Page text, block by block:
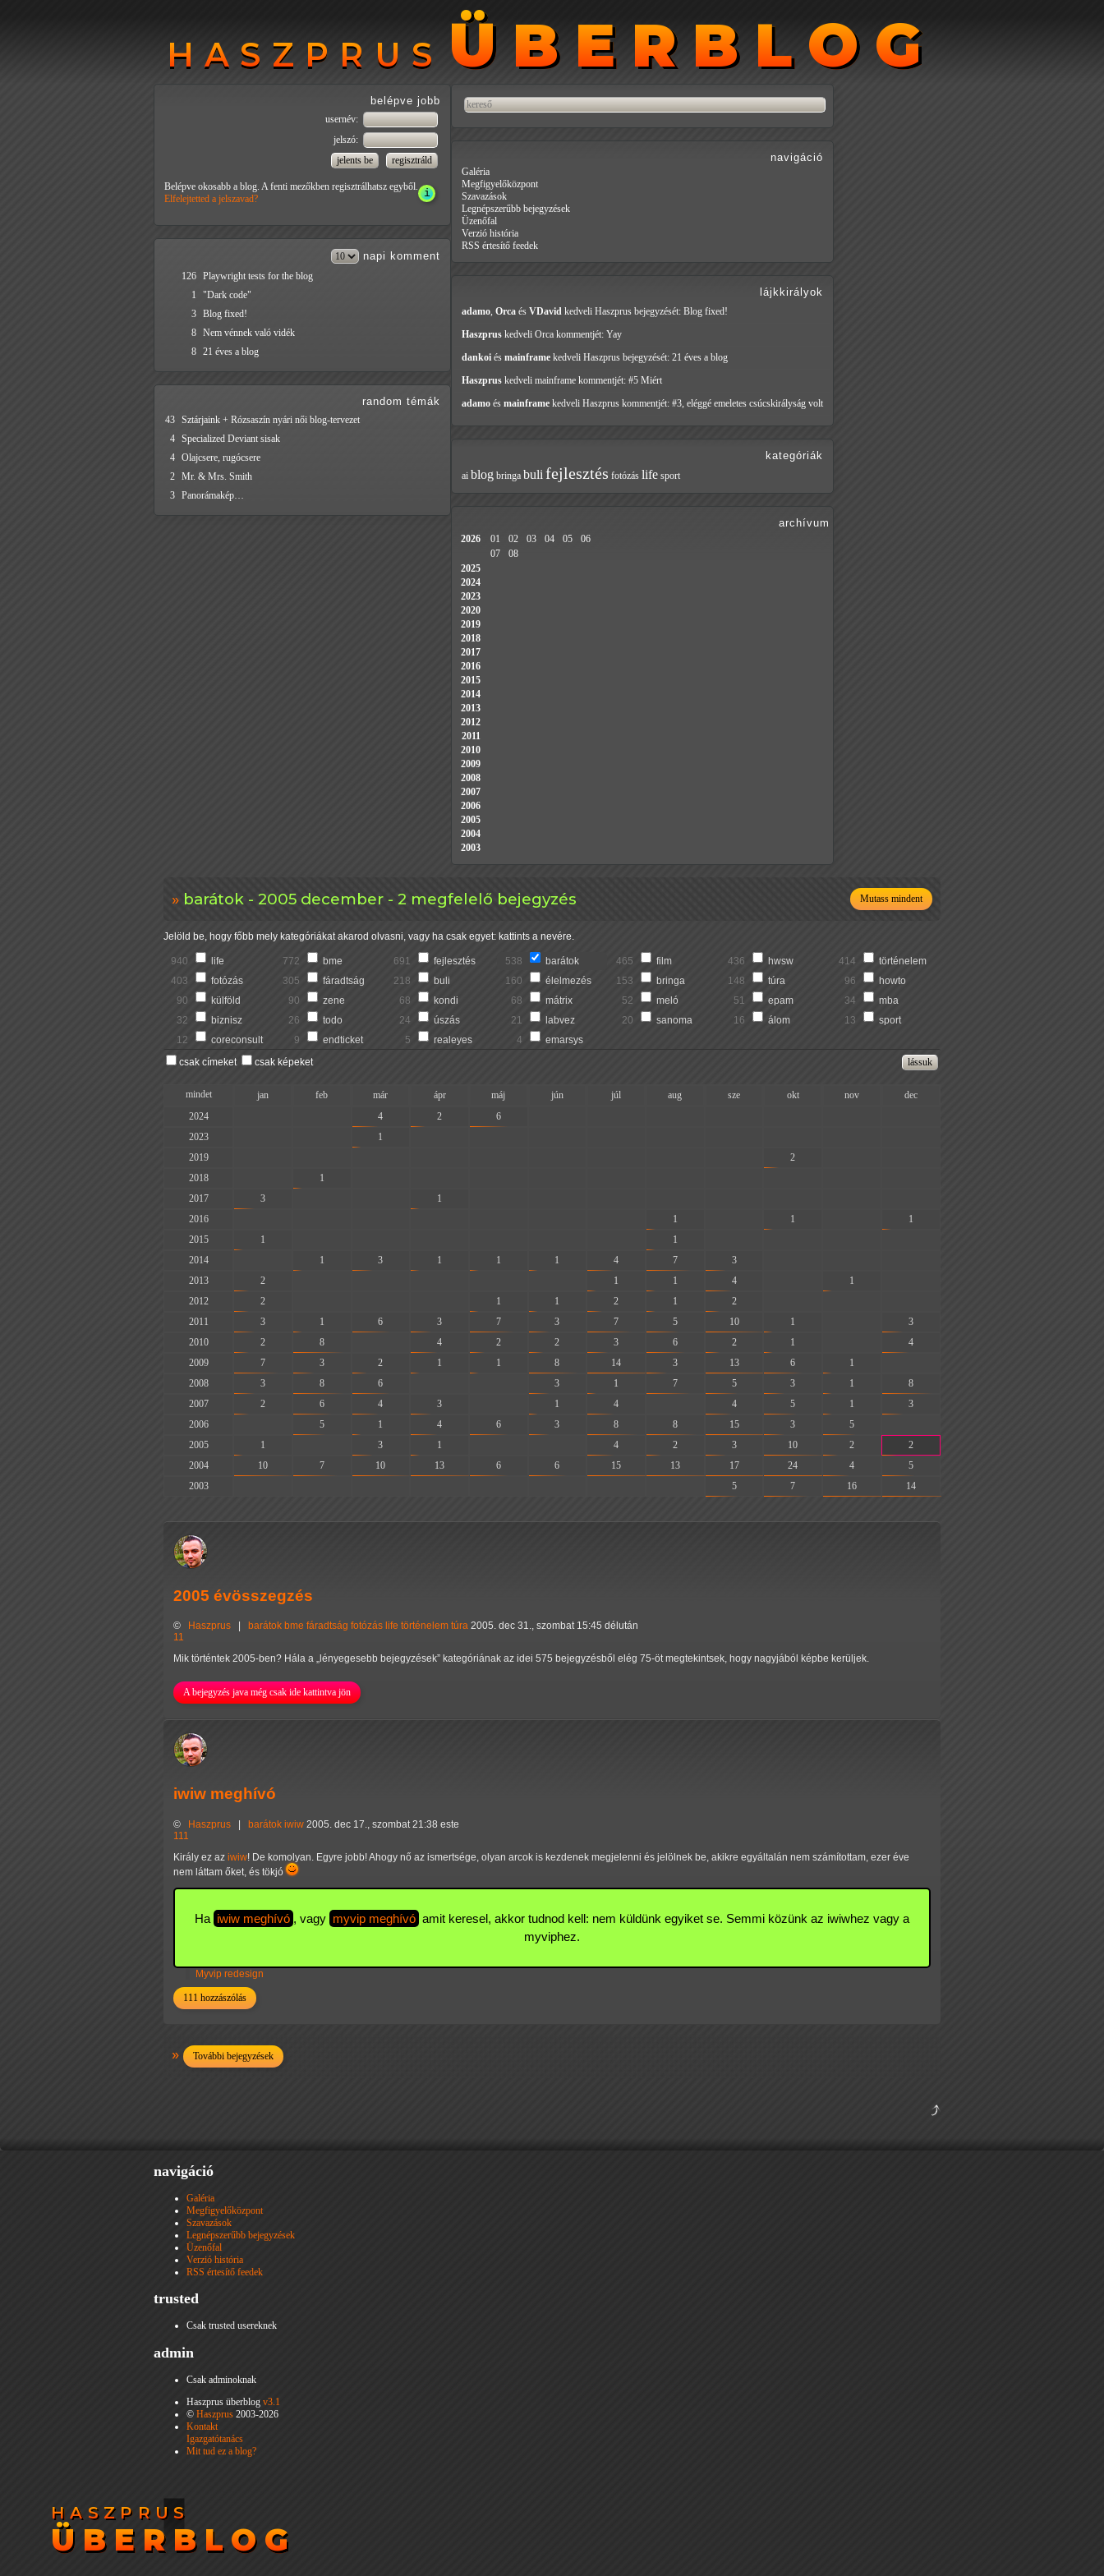
HASZPRUS ÜBERBLOG
HASZPRUS ÜBERBLOG
barátok - 2005 december - 2 megfelelő bejegyzés Mutass mindent
Jelöld be, hogy főbb mely kategóriákat akarod olvasni, vagy ha csak egyet: kattints a nevére.
940 life 772 bme 691 fejlesztés 538 barátok 465 film 436 hwsw 414
történelem
403
fotózás 305 fáradtság 218 buli 160 élelmezés 153 bringa 148 túra 96
howto
90
külföld 90 zene 68 kondi 68 mátrix 52 meló 51 epam 34
mba
32
biznisz 26 todo 24 úszás 21 labvez 20 sanoma 16 álom 13
sport
12
coreconsult 9 endticket 5 realeyes 4
emarsys
csak címeket
csak képeket
mindet jan feb már ápr máj jún júl aug sze okt nov
dec
2024
4 2 6
2023
1
2019
2
2018
1
2017
3 1
2016
1 1
1
2015
1 1
2014
1 3 1 1 1 4 7 3
2013
2 1 1 4 1
2012
2 1 1 2 1 2
2011
3 1 6 3 7 3 7 5 10 1
3
2010
2 8 4 2 2 3 6 2 1
4
2009
7 3 2 1 1 8 14 3 13 6 1
2008
3 8 6 3 1 7 5 3 1
8
2007
2 6 4 3 1 4 4 5 1
3
2006
5 1 4 6 3 8 8 15 3 5
2005
1 3 1 4 2 3 10 2
2
2004
10 7 10 13 6 6 15 13 17 24 4
5
2003
5 7 16 14
2005 évösszegzés
© Haszprus barátok bme fáradtság fotózás life történelem túra 2005. dec 31., szombat 15:45 délután
11
Mik történtek 2005-ben? Hála a
lényegesebb bejegyzések kategóriának az idei 575 bejegyzésből elég 75-öt megtekintsek, hogy nagyjából képbe kerüljek.
A bejegyzés java még csak ide kattintva jön
iwiw meghívó
© Haszprus | barátok iwiw 2005. dec 17., szombat 21:38 este
111
Király ez az iwiw! De komolyan. Egyre jobb! Ahogy nő az ismertsége, olyan arcok is kezdenek megjelenni és jelölnek be, akikre egyáltalán nem számítottam, ezer éve
nem láttam őket, és tökjó
Ha iwiw meghívó , vagy myvip meghívó amit keresel, akkor tudnod kell: nem küldünk egyiket se. Semmi közünk az iwiwhez vagy a
myviphez.
Myvip redesign
111 hozzászólás
További bejegyzések
belépve jobb
usernév:
jelszó:
Belépve okosabb a blog. A fenti mezőkben regisztrálhatsz egyből.
Elfelejtetted a jelszavad?
napi komment
126 Playwright tests for the blog
1
"Dark code"
3 Blog fixed!
8 Nem vénnek való vidék
8 21 éves a blog
random témák
43 Sztárjaink + Rózsaszín nyári női blog-tervezet
4 Specialized Deviant sisak
4 Olajcsere, rugócsere
2 Mr. & Mrs. Smith
3 Panorámakép…
navigáció
Galéria
Megfigyelőközpont
Szavazások
Legnépszerűbb bejegyzések
Üzenőfal
Verzió história
RSS értesítő feedek
lájkkirályok
adamo, Orca és VDavid kedveli Haszprus bejegyzését: Blog fixed!
Haszprus kedveli Orca kommentjét: Yay
dankoi és mainframe kedveli Haszprus bejegyzését: 21 éves a blog
Haszprus kedveli mainframe kommentjét: #5 Miért
adamo és mainframe kedveli Haszprus kommentjét: #3, eléggé emeletes csúcskirályság volt
kategóriák
ai blog bringa buli fejlesztés fotózás life sport
archívum
2026 01 02 03 04 05
06
07
08
2025
2024
2023
2020
2019
2018
2017
2016
2015
2014
2013
2012
2011
2010
2009
2008
2007
2006
2005
2004
2003
navigáció
Galéria
Megfigyelőközpont
Szavazások
Legnépszerűbb bejegyzések
Üzenőfal
Verzió história
RSS értesítő feedek
trusted
Csak trusted usereknek
admin
Csak adminoknak
Haszprus überblog v3.1
© Haszprus 2003-2026
Kontakt
Igazgatótanács
Mit tud ez a blog?
HASZPRUS
ÜBERBLOG
HASZPRUS
ÜBERBLOG